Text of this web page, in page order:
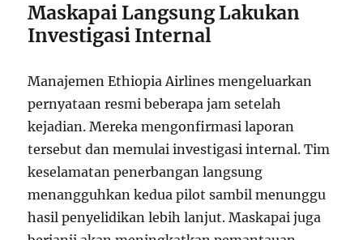
Maskapai Langsung Lakukan
Investigasi Internal
Manajemen Ethiopia Airlines mengeluarkan
pernyataan resmi beberapa jam setelah
kejadian. Mereka mengonfirmasi laporan
tersebut dan memulai investigasi internal. Tim
keselamatan penerbangan langsung
menangguhkan kedua pilot sambil menunggu
hasil penyelidikan lebih lanjut. Maskapai juga